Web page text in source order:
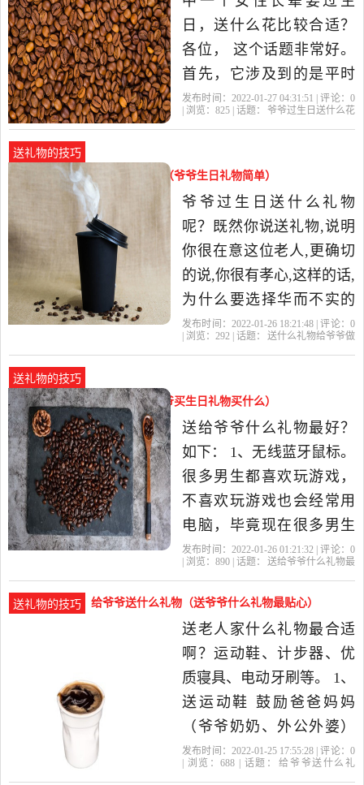
科技的按摩椅，为他们的
颈、背、肩部等部位全面
日，送什么花比较合适？
各位， 这个话题非常好。
首先，它涉及到的是平时
老百姓喜闻乐见，经常讨
较能引起大伙儿的共鸣。
其次，这个问题具有科普
的性质。我们知道，作为
文字工...老人过
发布时间：2022-01-27 04:31:51 | 评论： 0
| 浏览： 825 | 话题：
爷爷过生日送什么花
送礼物的技巧
送什么礼物给爷爷做生日礼物（爷爷生日礼物简单）
爷爷过生日送什么礼物
呢？既然你说送礼物,说明
你很在意这位老人,更确切
的说,你很有孝心,这样的话,
为什么要选择华而不实的
买,而不是自己做的呢,你可
还是多陪陪老人吧！比送
什么都要好! 还是多陪陪老
人吧！比送什么
发布时间：2022-01-26 18:21:48 | 评论： 0
| 浏览： 292 | 话题：
送什么礼物给爷爷做
送礼物的技巧
送给爷爷什么礼物最好（给爷爷买生日礼物买什么）
送给爷爷什么礼物最好？
如下： 1、无线蓝牙鼠标。
很多男生都喜欢玩游戏，
不喜欢玩游戏也会经常用
电脑，毕竟现在很多男生
都会选择理工科的专业，
大多了。所以呢，鼠标也
是男生最喜欢的礼物，送
一款跑车造型的鼠标给他
就非常高大上了。 2、好兄
弟...
发布时间：2022-01-26 01:21:32 | 评论： 0
| 浏览： 890 | 话题：
送给爷爷什么礼物最
送礼物的技巧 给爷爷送什么礼物（送爷爷什么礼物最贴心）
送老人家什么礼物最合适
啊？运动鞋、计步器、优
质寝具、电动牙刷等。 1、
送运动鞋 鼓励爸爸妈妈
（爷爷奶奶、外公外婆）
多出去走走。散步不仅可
发布时间：2022-01-25 17:55:28 | 评论： 0
| 浏览：688 | 话题：
给爷爷送什么礼